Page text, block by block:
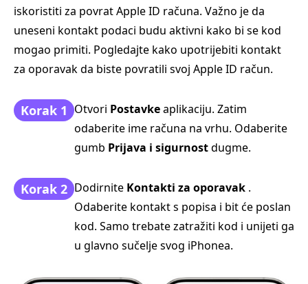
iskoristiti za povrat Apple ID računa. Važno je da
uneseni kontakt podaci budu aktivni kako bi se kod
mogao primiti. Pogledajte kako upotrijebiti kontakt
za oporavak da biste povratili svoj Apple ID račun.
Korak 1 Otvori Postavkeaplikaciju. Zatim
odaberite ime računa na vrhu. Odaberite
gumb Prijava i sigurnostdugme.
Korak 2 Dodirnite Kontakti za oporavak .
Odaberite kontakt s popisa i bit će poslan
kod. Samo trebate zatražiti kod i unijeti ga
u glavno sučelje svog iPhonea.